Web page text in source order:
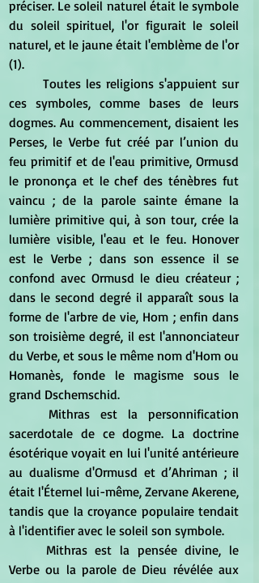
préciser. Le soleil naturel était le symbole
du soleil spirituel, l'or figurait le soleil
naturel, et le jaune était l'emblème de l'or
(1).
ces symboles, comme bases de leurs
dogmes. Au commencement, disaient les
Perses, le Verbe fut créé par l’union du
feu primitif et de l'eau primitive, Ormusd
le prononça et le chef des ténèbres fut
vaincu ; de la parole sainte émane la
lumière primitive qui, à son tour, crée la
lumière visible, l'eau et le feu. Honover
est le Verbe ; dans son essence il se
confond avec Ormusd le dieu créateur ;
dans le second degré il apparaît sous la
forme de l'arbre de vie, Hom ; enfin dans
son troisième degré, il est l'annonciateur
du Verbe, et sous le même nom d'Hom ou
Homanès, fonde le magisme sous le
grand Dschemschid.
sacerdotale de ce dogme. La doctrine
ésotérique voyait en lui l'unité antérieure
au dualisme d'Ormusd et d’Ahriman ; il
était l'Éternel lui-même, Zervane Akerene,
tandis que la croyance populaire tendait
à l'identifier avec le soleil son symbole.
Verbe ou la parole de Dieu révélée aux